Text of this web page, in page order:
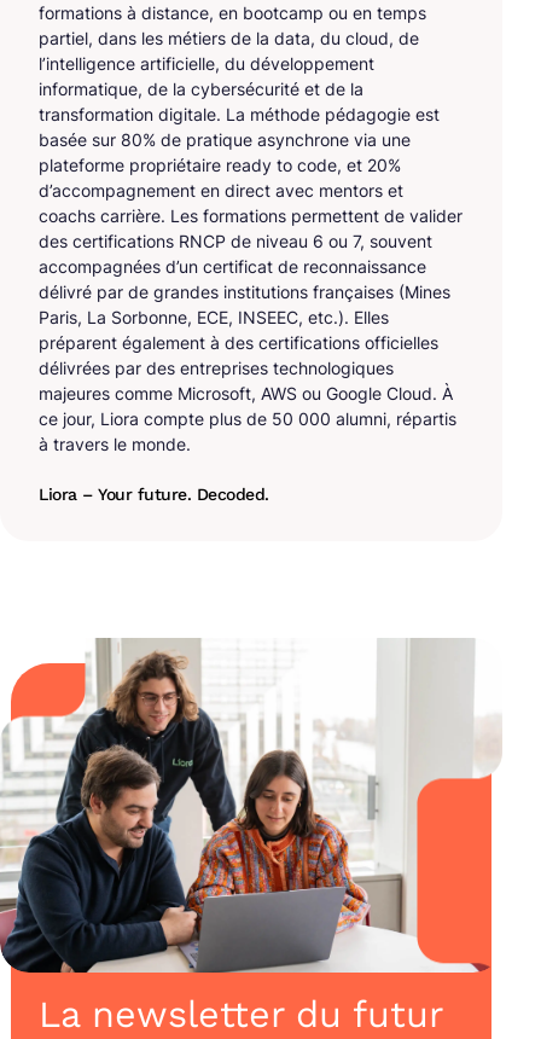
formations à distance, en bootcamp ou en temps
partiel, dans les métiers de la data, du cloud, de
l’intelligence artificielle, du développement
informatique, de la cybersécurité et de la
transformation digitale. La méthode pédagogie est
basée sur 80% de pratique asynchrone via une
plateforme propriétaire ready to code, et 20%
d’accompagnement en direct avec mentors et
coachs carrière. Les formations permettent de valider
des certifications RNCP de niveau 6 ou 7, souvent
accompagnées d’un certificat de reconnaissance
délivré par de grandes institutions françaises (Mines
Paris, La Sorbonne, ECE, INSEEC, etc.). Elles
préparent également à des certifications officielles
délivrées par des entreprises technologiques
majeures comme Microsoft, AWS ou Google Cloud. À
ce jour, Liora compte plus de 50 000 alumni, répartis
à travers le monde.
Liora – Your future. Decoded.
La newsletter du futur